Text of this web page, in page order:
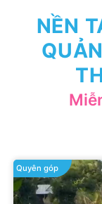
NỀN
Quyên góp